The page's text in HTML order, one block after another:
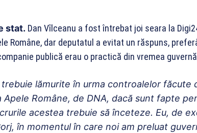
stat. Dan Vîlceanu a fost întrebat joi seara la
Române, dar deputatul a evitat un răspuns,
publică erau o practică din vremea
lămurite în urma controalelor făcute
Române, de DNA, dacă sunt fapte
acestea trebuie să înceteze. Eu, de
în momentul în care noi am preluat